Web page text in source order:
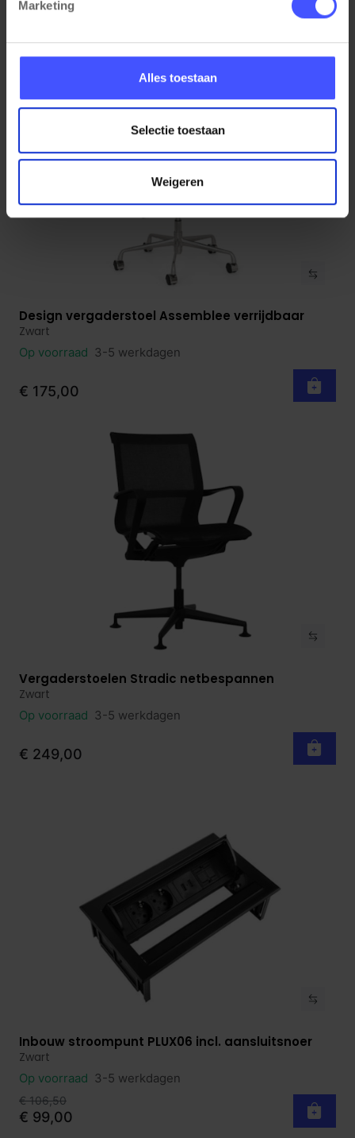
Marketing
Alles toestaan
Selectie toestaan
Weigeren
€ 175,00
Bekijk product
Design vergaderstoel Assemblee verrijdbaar
Zwart
Op voorraad 3-5 werkdagen
€ 175,00
Bekijk product
Vergaderstoelen Stradic netbespannen
Zwart
Op voorraad 3-5 werkdagen
€ 249,00
Bekijk product
Inbouw stroompunt PLUX06 incl. aansluitsnoer
Zwart
Op voorraad 3-5 werkdagen
€ 106,50
€ 99,00